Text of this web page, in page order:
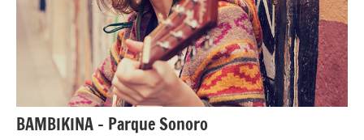
BAMBIKINA – Parque Sonoro